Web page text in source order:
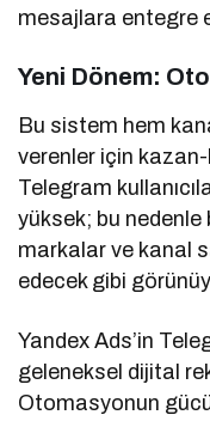
mesajlara entegre
Yeni Dönem:
Bu sistem hem
verenler için
Telegram
yüksek; bu
markalar ve kanal
edecek gibi
Yandex Ads’in
geleneksel dijital
Otomasyonun